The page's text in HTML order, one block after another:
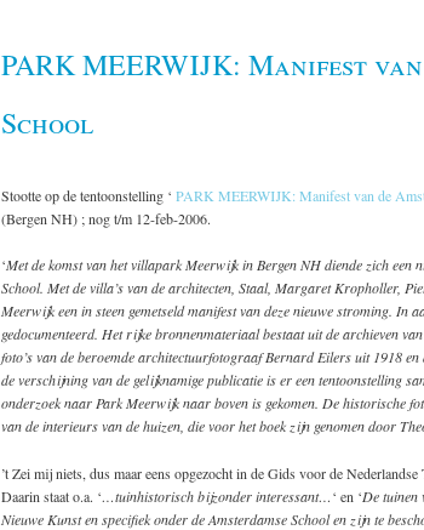
PARK MEERWIJK: Manifest
School
Stootte op de tentoonstelling ‘ PARK MEERWIJK: Manifest van de
(Bergen NH) ; nog t/m 12-feb-2006.
‘Met de komst van het villapark Meerwijk in Bergen NH diende zich een
School. Met de villa’s van de architecten, Staal, Margaret Kropholler,
Meerwijk een in steen gemetseld manifest van deze nieuwe stroming.
gedocumenteerd. Het rijke bronnenmateriaal bestaat uit de archieven
foto’s van de beroemde architectuurfotograaf Bernard Eilers uit 1918
de verschijning van de gelijknamige publicatie is er een tentoonstelling
onderzoek naar Park Meerwijk naar boven is gekomen. De historische
van de interieurs van de huizen, die voor het boek zijn genomen door
’t Zei mij niets, dus maar eens opgezocht in de Gids voor de
Daarin staat o.a. ‘…tuinhistorisch bijzonder interessant…‘ en ‘De tuinen
Nieuwe Kunst en specifiek onder de Amsterdamse School en zijn te